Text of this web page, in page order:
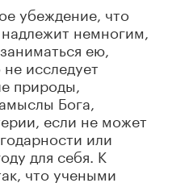
убеждение, что
немногим,
ею,
исследует
природы,
Бога,
если не может
или
для себя. К
что учеными